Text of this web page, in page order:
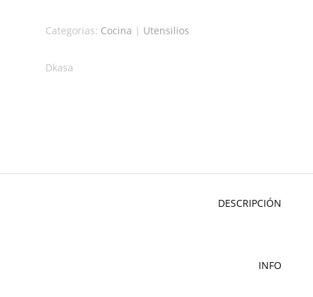
Categorias: Cocina | Utensilios
Dkasa
DESCRIPCIÓN
INFO